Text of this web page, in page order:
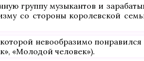
группу музыкантов и
со стороны королевской
невообразимо
«Молодой человек»).